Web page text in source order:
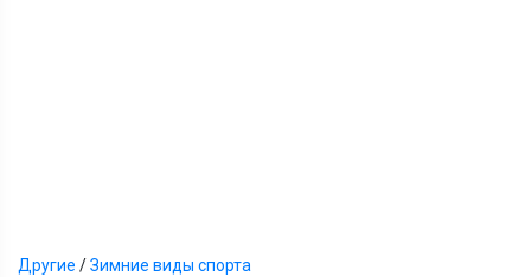
Другие /Зимние виды спорта